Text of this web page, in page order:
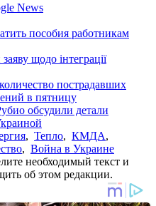
News
пособия работникам
щодо інтеграції
пострадавших
в пятницу
обсудили детали
, Тепло, КМДА,
, Война в Украине
необходимый текст и
об этом редакции.